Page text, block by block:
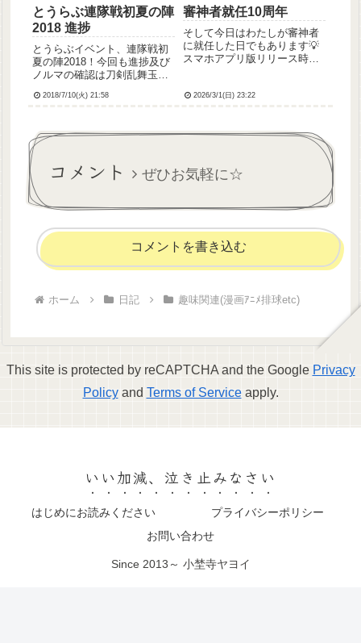
とうらぶ連隊戦初夏の陣
2018 進捗
とうらぶイベント、連隊戦初
夏の陣2018！今回も進捗及び
ノルマの確認は刀剣乱舞玉集
おります、ありがとうござい
闘してもらってたんですけ
ど、極短刀with蛍丸の方が
2018/7/10(火) 21:58
審神者就任10周年
そして今日はわたしが審神者
に就任した日でもあります💡
スマホアプリ版リリース時の
ちゃん、これからもよろしく
練」になってた！三郎さんと
2026/3/1(日) 23:22
コメント ぜひお気軽に☆
コメントを書き込む
ホーム 日記 趣味関連(漫画ｱﾆﾒ排球etc)
This site is protected by reCAPTCHA and the Google Privacy
Policyand Terms of Serviceapply.
いい加減、泣き止みなさい
はじめにお読みください
プライバシーポリシー
お問い合わせ
Since 2013～ 小埜寺ヤヨイ